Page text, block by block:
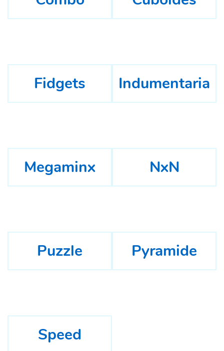
Fidgets Indumentaria
Megaminx NxN
Puzzle Pyramide
Speed